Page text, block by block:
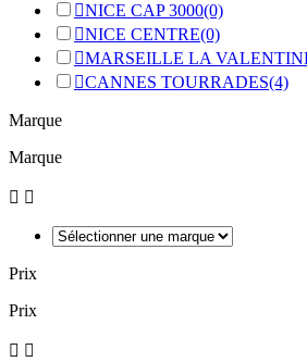
NICE CAP 3000(0)
NICE CENTRE(0)
MARSEILLE LA
CANNES TOURRADES(4)
Marque
Marque
 
Prix
Prix
 